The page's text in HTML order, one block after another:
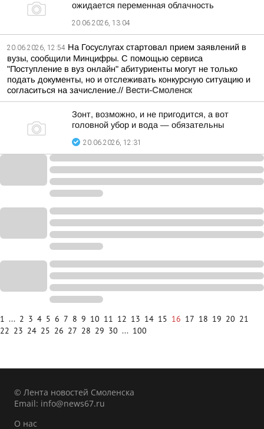
ожидается переменная облачность
20.06.2026, 13:04
20.06.2026, 12:54 На Госуслугах стартовал прием заявлений в
вузы, сообщили Минцифры. С помощью сервиса
"Поступление в вуз онлайн" абитуриенты могут не только
подать документы, но и отслеживать конкурсную ситуацию и
согласиться на зачисление.// Вести-Смоленск
Зонт, возможно, и не пригодится, а вот
головной убор и вода — обязательны
20.06.2026, 12:31
1 ... 2 3 4 5 6 7 8 9 10 11 12 13 14 15 16 17 18 19 20 21
22 23 24 25 26 27 28 29 30 ... 100
© Лента новостей Смоленска
Email: info@news67.ru
О нас